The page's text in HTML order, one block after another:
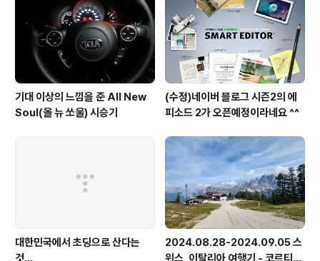
기대 이상의 느낌을 준 All New
Soul(올 뉴 쏘울) 시승기
(수정)네이버 블로그 시즌2의 에
피소드 2가 오픈예정이라네요 ^^
대한민국에서 초딩으로 산다는
것...
2024.08.28-2024.09.05 스
위스, 이탈리아 여행기 - 코르티나